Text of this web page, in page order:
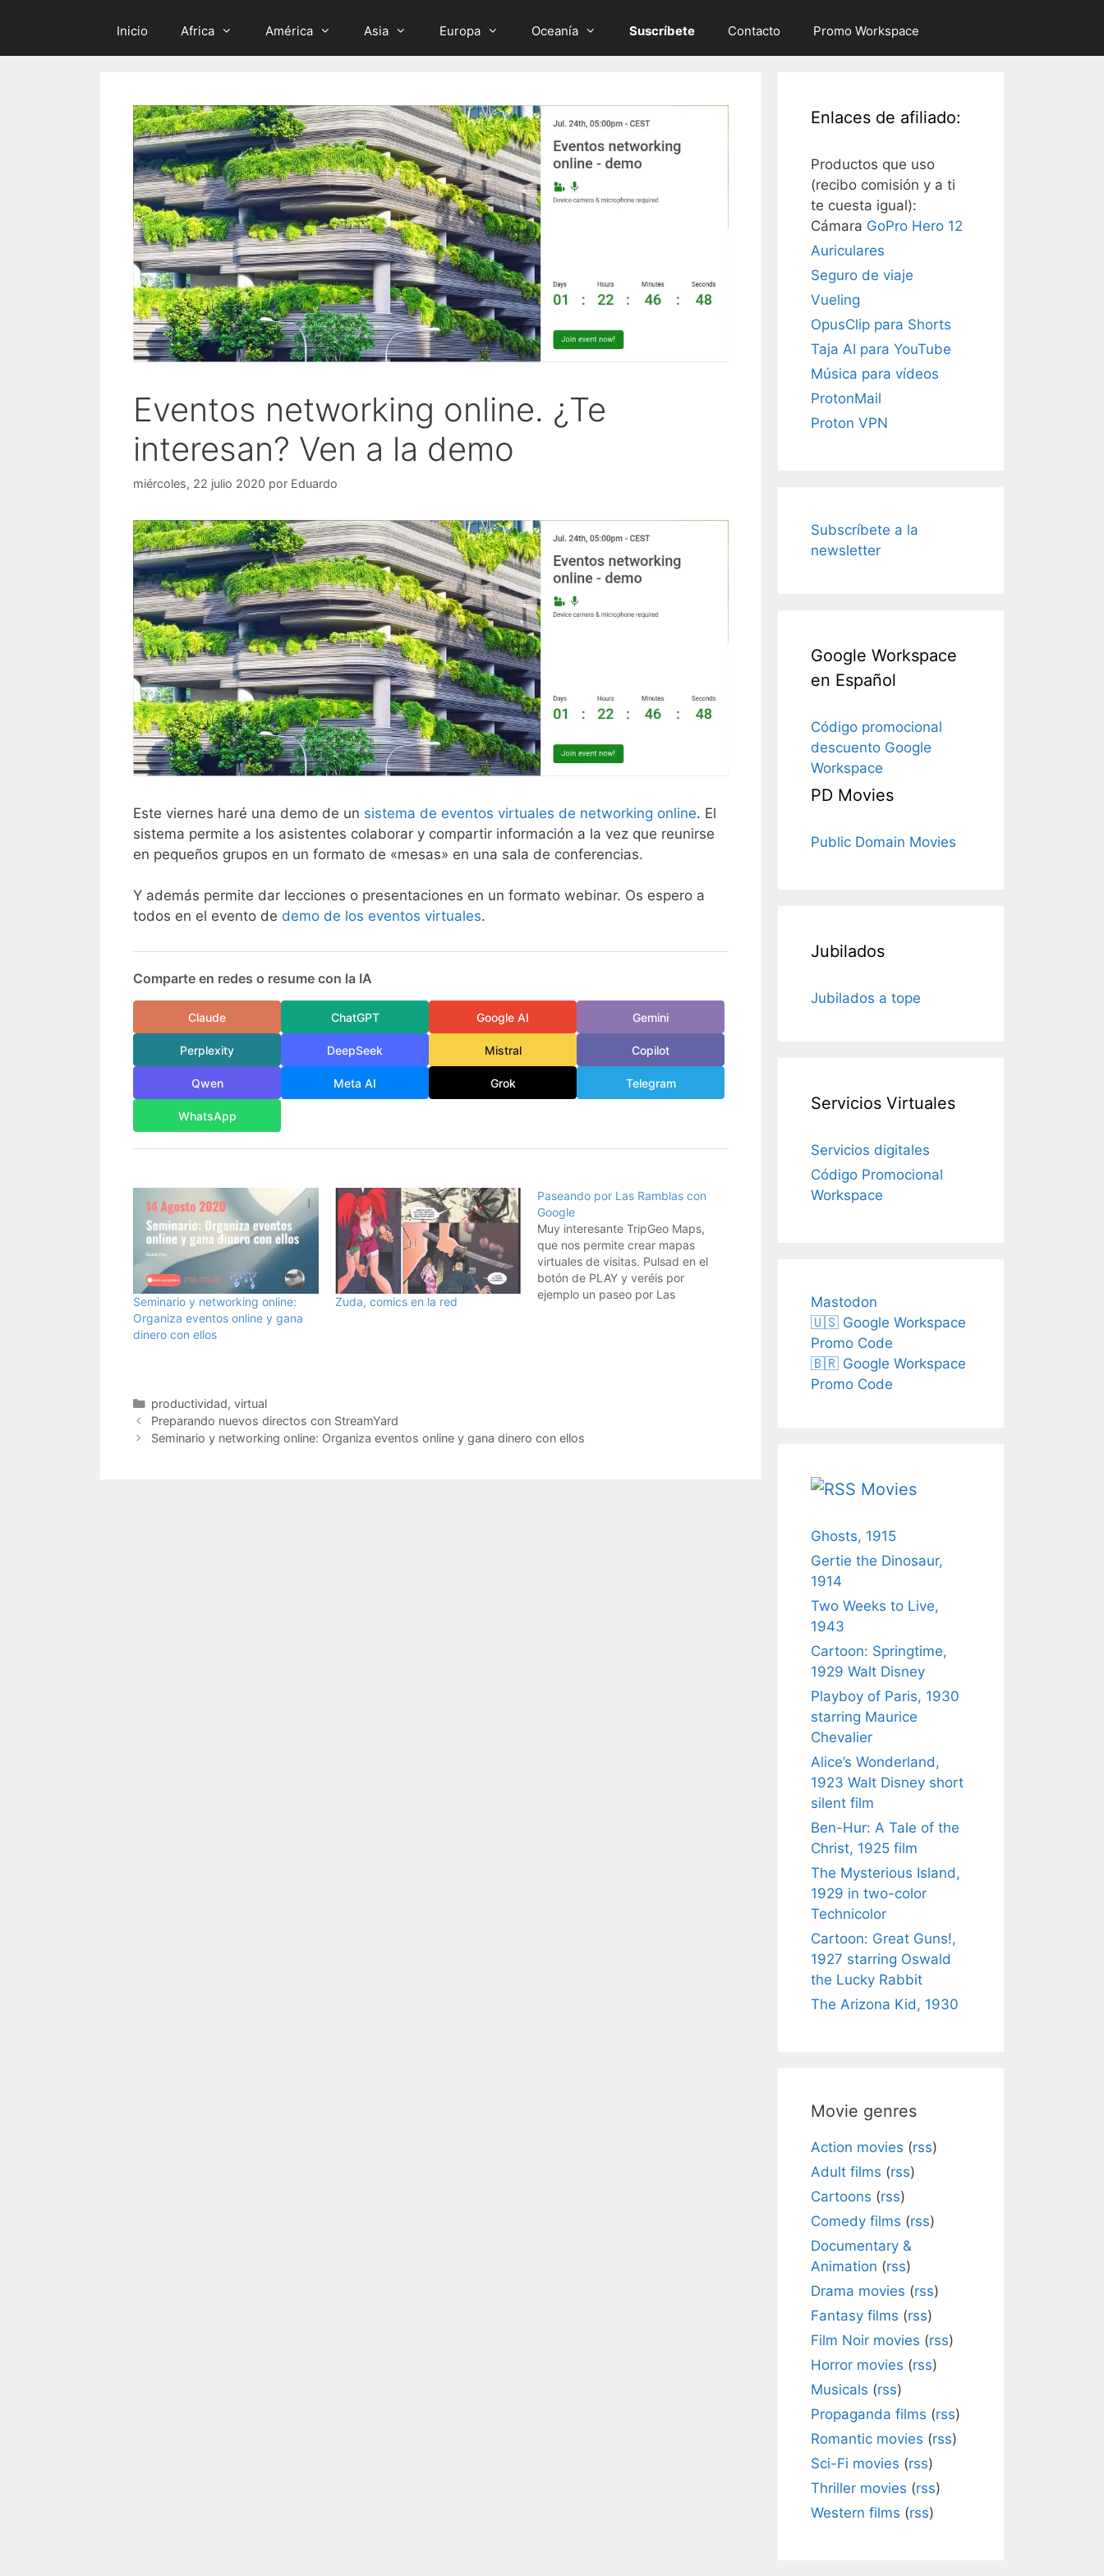
Inicio Africa América Asia Europa Oceanía Suscríbete Contacto Promo Workspace
Eventos networking online. ¿Te
interesan? Ven a la demo
miércoles, 22 julio 2020 por Eduardo
Este viernes haré una demo de un sistema de eventos virtuales de networking online. El
sistema permite a los asistentes colaborar y compartir información a la vez que reunirse
en pequeños grupos en un formato de «mesas» en una sala de conferencias.
Y además permite dar lecciones o presentaciones en un formato webinar. Os espero a
todos en el evento de demo de los eventos virtuales.
Comparte en redes o resume con la IA
Claude ChatGPT Google AI Gemini
Perplexity DeepSeek Mistral Copilot
Qwen Meta AI Grok Telegram
WhatsApp
Seminario y networking online:
Organiza eventos online y gana
dinero con ellos
Zuda, comics en la red
Paseando por Las Ramblas con
Google
Muy interesante TripGeo Maps,
que nos permite crear mapas
virtuales de visitas. Pulsad en el
botón de PLAY y veréis por
ejemplo un paseo por Las
Categorías
productividad, virtual
Preparando nuevos directos con StreamYard
Seminario y networking online: Organiza eventos online y gana dinero con ellos
Enlaces de afiliado:
Productos que uso
(recibo comisión y a ti
te cuesta igual):
Cámara GoPro Hero 12
Auriculares
Seguro de viaje
Vueling
OpusClip para Shorts
Taja AI para YouTube
Música para vídeos
ProtonMail
Proton VPN
Subscríbete a la
newsletter
Google Workspace
en Español
Código promocional
descuento Google
Workspace
PD Movies
Public Domain Movies
Jubilados
Jubilados a tope
Servicios Virtuales
Servicios digitales
Código Promocional
Workspace
Mastodon
🇺🇸 Google Workspace
Promo Code
🇧🇷 Google Workspace
Promo Code
Movies
Ghosts, 1915
Gertie the Dinosaur,
1914
Two Weeks to Live,
1943
Cartoon: Springtime,
1929 Walt Disney
Playboy of Paris, 1930
starring Maurice
Chevalier
Alice’s Wonderland,
1923 Walt Disney short
silent film
Ben-Hur: A Tale of the
Christ, 1925 film
The Mysterious Island,
1929 in two-color
Technicolor
Cartoon: Great Guns!,
1927 starring Oswald
the Lucky Rabbit
The Arizona Kid, 1930
Movie genres
Action movies (rss)
Adult films (rss)
Cartoons (rss)
Comedy films (rss)
Documentary &
Animation (rss)
Drama movies (rss)
Fantasy films (rss)
Film Noir movies (rss)
Horror movies (rss)
Musicals (rss)
Propaganda films (rss)
Romantic movies (rss)
Sci-Fi movies (rss)
Thriller movies (rss)
Western films (rss)